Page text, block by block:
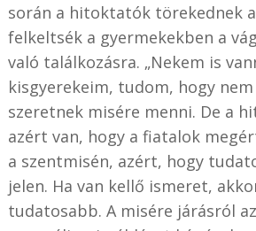
során a hitoktatók törekednek
felkeltsék a gyermekekben a
való találkozásra. „Nekem is
kisgyerekeim, tudom, hogy
szeretnek misére menni. De a
azért van, hogy a fiatalok
a szentmisén, azért, hogy
jelen. Ha van kellő ismeret,
tudatosabb. A misére járásról